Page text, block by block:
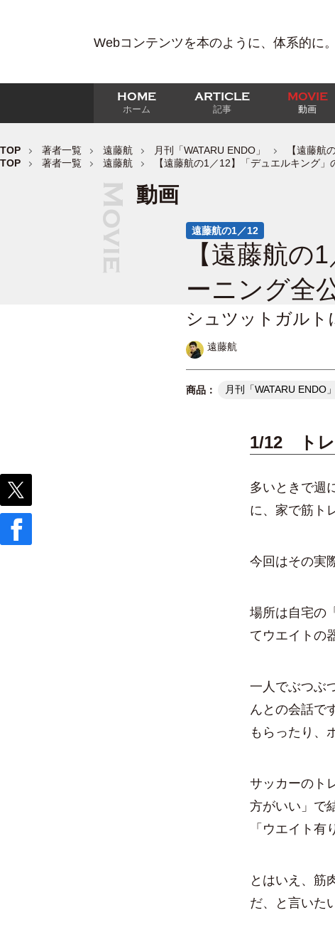
Webコンテンツを本のように、体系的に。
HOME
ホーム
ARTICLE
記事
MOVIE
動画
TOP 著者一覧 遠藤航 月刊「WATARU ENDO」
【遠藤航
TOP
著者一覧 遠藤航 【遠藤航の1／12】「デュエルキング」
動画
遠藤航の1／12
【遠藤航の
ーニング全
シュツットガルト
遠藤航
月刊「WATARU ENDO」
1/12 トレ
多いときで週
に、家で筋ト
今回はその実
場所は自宅の
てウエイトの
一人でぶつぶ
んとの会話で
もらったり、
サッカーのト
方がいい」で
「ウエイト有
とはいえ、筋
だ、と言いた